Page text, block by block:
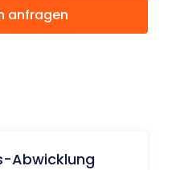
anfragen
Abwicklung